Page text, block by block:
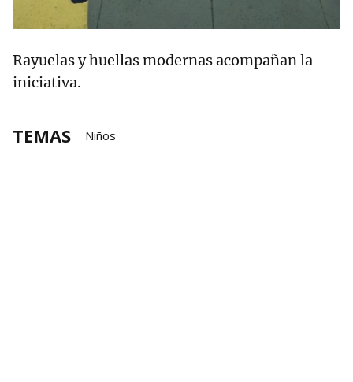
Rayuelas y huellas modernas acompañan la
iniciativa.
TEMAS Niños